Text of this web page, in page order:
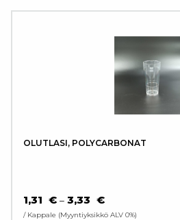
OLUTLASI, POLYCARBONAT
1,31 € – 3,33 €HINTALUOKKA:
/ Kappale Myyntiyksikkö ALV 0%